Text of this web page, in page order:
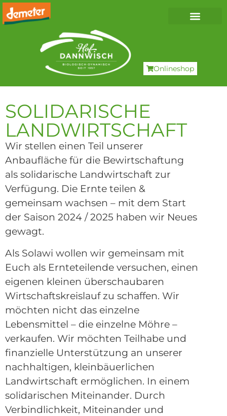
Onlineshop
SOLIDARISCHE
LANDWIRTSCHAFT
Wir stellen einen Teil unserer
Anbaufläche für die Bewirtschaftung
als solidarische Landwirtschaft zur
Verfügung. Die Ernte teilen &
gemeinsam wachsen – mit dem Start
der Saison 2024 / 2025 haben wir Neues
gewagt.
Als Solawi wollen wir gemeinsam mit
Euch als Ernteteilende versuchen, einen
eigenen kleinen überschaubaren
Wirtschaftskreislauf zu schaffen. Wir
möchten nicht das einzelne
Lebensmittel – die einzelne Möhre –
verkaufen. Wir möchten Teilhabe und
finanzielle Unterstützung an unserer
nachhaltigen, kleinbäuerlichen
Landwirtschaft ermöglichen. In einem
solidarischen Miteinander. Durch
Verbindlichkeit, Miteinander und